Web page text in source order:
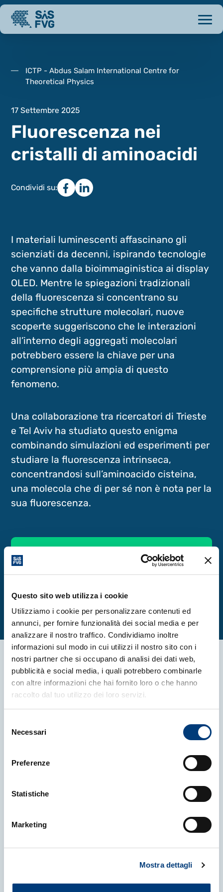
Questo sito web utilizza i cookie
Utilizziamo i cookie per personalizzare contenuti ed
annunci, per fornire funzionalità dei social media e per
analizzare il nostro traffico. Condividiamo inoltre
informazioni sul modo in cui utilizzi il nostro sito con i
nostri partner che si occupano di analisi dei dati web,
pubblicità e social media, i quali potrebbero combinarle
con altre informazioni che hai fornito loro o che hanno
raccolto dal tuo utilizzo dei loro servizi.
delNecessari
Preferenze
Statistiche
Marketing
Mostra dettagli
ICTP - Abdus Salam International Centre for
Theoretical Physics
17 Settembre 2025
Fluorescenza nei
cristalli di aminoacidi
Condividi su:
I materiali luminescenti affascinano gli
scienziati da decenni, ispirando tecnologie
che vanno dalla bioimmaginistica ai display
OLED. Mentre le spiegazioni tradizionali
della fluorescenza si concentrano su
specifiche strutture molecolari, nuove
scoperte suggeriscono che le interazioni
all’interno degli aggregati molecolari
potrebbero essere la chiave per una
comprensione più ampia di questo
fenomeno.
Una collaborazione tra ricercatori di Trieste
e Tel Aviv ha studiato questo enigma
combinando simulazioni ed esperimenti per
studiare la fluorescenza intrinseca,
concentrandosi sull’aminoacido cisteina,
una molecola che di per sé non è nota per la
sua fluorescenza.
Altre News